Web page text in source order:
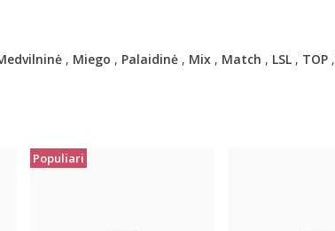
, Miego , Palaidinė, Mix, Match , LSL, TOP,
Populiari